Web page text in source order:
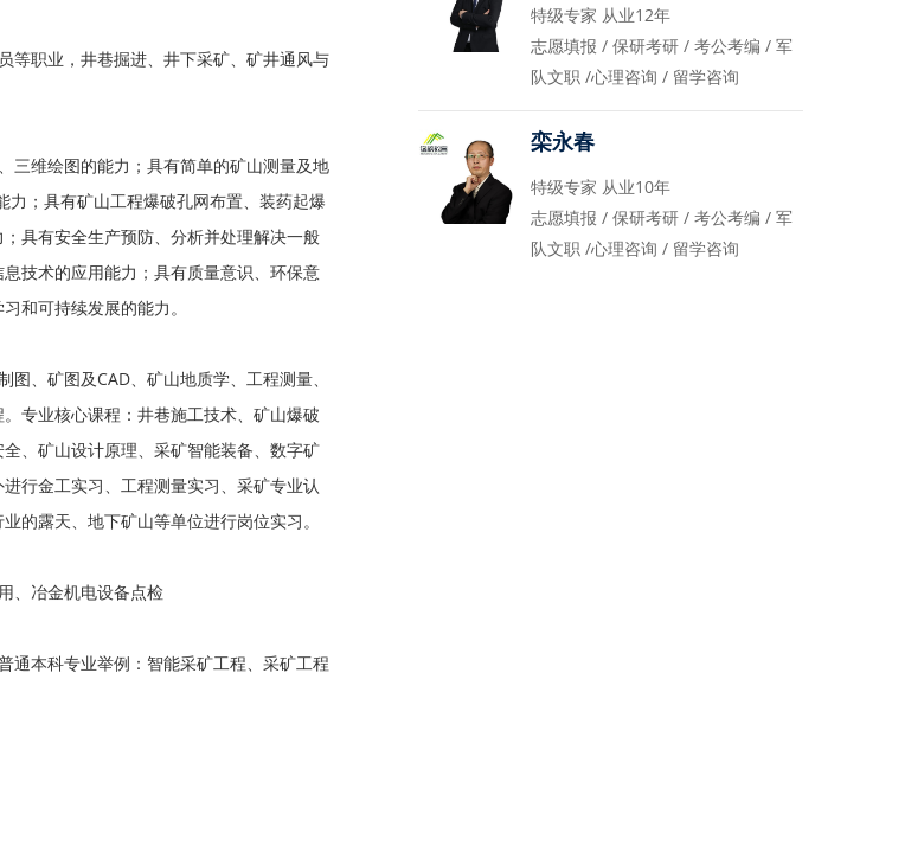
等职业，井巷掘进、井下采矿、矿井通风与
三维绘图的能力；具有简单的矿山测量及地
；具有矿山工程爆破孔网布置、装药起爆
具有安全生产预防、分析并处理解决一般
技术的应用能力；具有质量意识、环保意
和可持续发展的能力。
、矿图及CAD、矿山地质学、工程测量、
专业核心课程：井巷施工技术、矿山爆破
、矿山设计原理、采矿智能装备、数字矿
行金工实习、工程测量实习、采矿专业认
的露天、地下矿山等单位进行岗位实习。
、冶金机电设备点检
通本科专业举例：智能采矿工程、采矿工程
特级专家 从业12年
志愿填报 / 保研考研 / 考公考编 / 军
队文职 /心理咨询 / 留学咨询
栾永春
特级专家 从业10年
志愿填报 / 保研考研 / 考公考编 / 军
队文职 /心理咨询 / 留学咨询